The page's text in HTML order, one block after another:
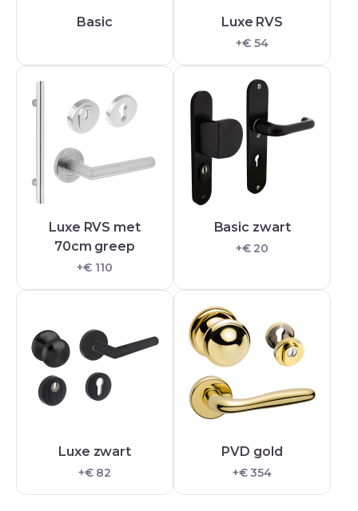
Basic Luxe RVS
+€ 54
Luxe RVS met
70cm greep
+€ 110
Basic zwart
+€ 20
Luxe zwart
+€ 82
PVD gold
+€ 354